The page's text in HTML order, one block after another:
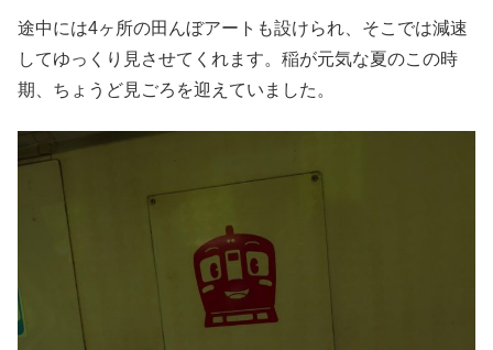
途中には4ヶ所の田んぼアートも設けられ、そこでは減速
してゆっくり見させてくれます。稲が元気な夏のこの時
期、ちょうど見ごろを迎えていました。